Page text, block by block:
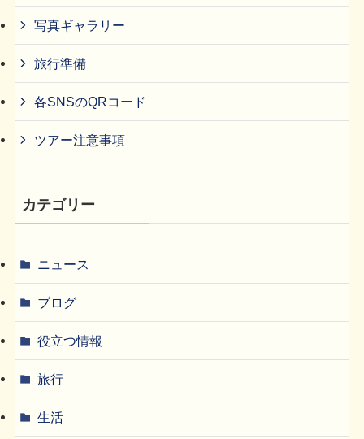
写真ギャラリー
旅行準備
各SNSのQRコード
ツアー注意事項
カテゴリー
ニュース
ブログ
役立つ情報
旅行
生活